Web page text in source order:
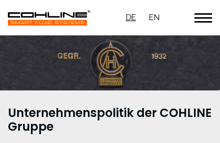
DE EN
Unternehmenspolitik der COHLINE
Gruppe